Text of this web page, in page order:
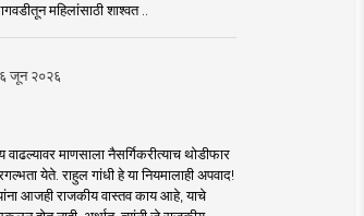
महिलांसाठी शाश्वत ..
जून २०२६
वाढल्यावर माणसाला नैसर्गिकरीत्याच थोडीफार
येते. राहुल गांधी हे या नियमालाही अपवाद!
आजही राजकीय वास्तव काय आहे, याचे